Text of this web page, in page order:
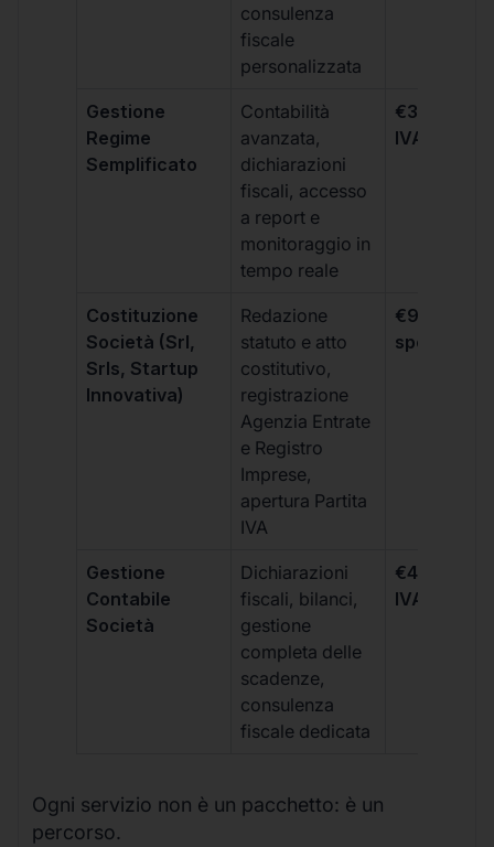
consulenza
fiscale
personalizzata
Gestione
Regime
Semplificato
Contabilità
avanzata,
dichiarazioni
fiscali, accesso
a report e
monitoraggio in
tempo reale
€333 +
IVA/
Costituzione
Società (Srl,
Srls, Startup
Innovativa)
Redazione
statuto e atto
costitutivo,
registrazione
Agenzia Entrate
e Registro
Imprese,
apertura Partita
IVA
€99 + IVA
spese
Gestione
Contabile
Società
Dichiarazioni
fiscali, bilanci,
gestione
completa delle
scadenze,
consulenza
fiscale dedicata
€499 +
IVA/
Ogni servizio non è un pacchetto: è un
percorso.